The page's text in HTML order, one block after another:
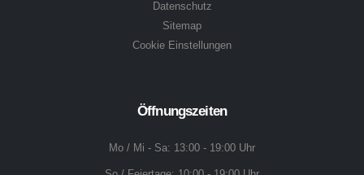
Datenschutz
Sitemap
Cookie Einstellungen
Öffnungszeiten
Mo / Mi - Sa: 13:00 - 19:00 Uhr